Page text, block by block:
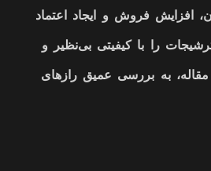
افزایش فروش و ایجاد اعتماد
را با کیفیتی بی‌نظیر و
مقاله، به بررسی عمیق رازهای